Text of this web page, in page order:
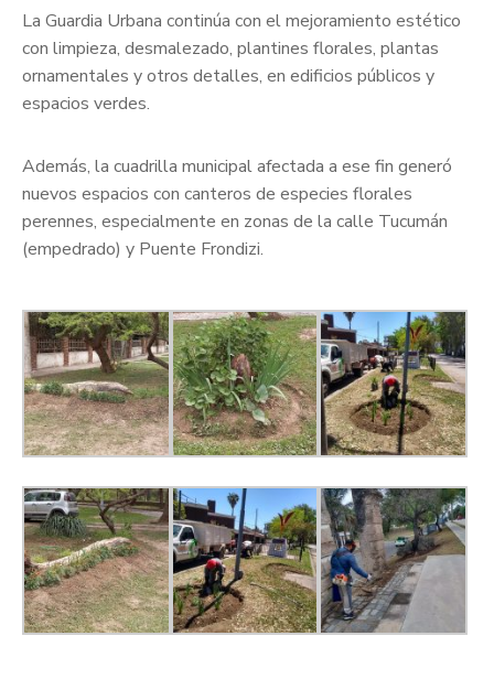
La Guardia Urbana continúa con el mejoramiento estético
con limpieza, desmalezado, plantines florales, plantas
ornamentales y otros detalles, en edificios públicos y
espacios verdes.
Además, la cuadrilla municipal afectada a ese fin generó
nuevos espacios con canteros de especies florales
perennes, especialmente en zonas de la calle Tucumán
(empedrado) y Puente Frondizi.